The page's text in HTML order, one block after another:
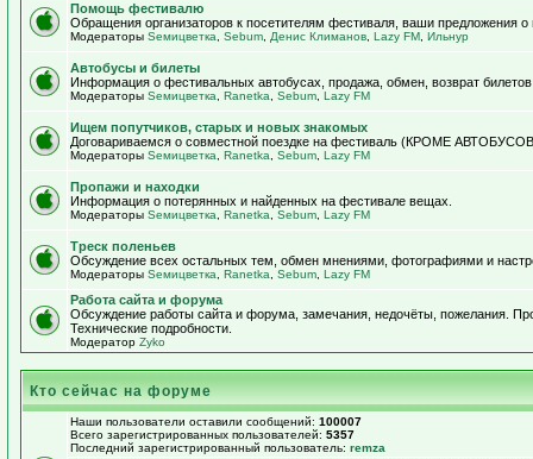
Помощь фестивалю
Обращения организаторов к посетителям фестиваля, ваши предложения
Модераторы Sемицветка Sebum Денис Климанов Lazy FM Ильнур
Автобусы и билеты
Информация о фестивальных автобусах, продажа, обмен, возврат
Модераторы Sемицветка Ranetka Sebum Lazy FM
Ищем попутчиков, старых и новых знакомых
Договариваемся о совместной поездке на фестиваль (КРОМЕ
Модераторы Sемицветка Ranetka Sebum Lazy FM
Пропажи и находки
Информация о потерянных и найденных на фестивале вещах.
Модераторы Sемицветка Ranetka Sebum Lazy FM
Треск поленьев
Обсуждение всех остальных тем, обмен мнениями, фотографиями и
Модераторы Sемицветка Ranetka Sebum Lazy FM
Работа сайта и форума
Обсуждение работы сайта и форума, замечания, недочёты, пожелания.
Технические подробности.
Модератор Zyko
Кто сейчас на форуме
Наши пользователи оставили сообщений: 100007
Всего зарегистрированных пользователей: 5357
Последний зарегистрированный пользователь: remza